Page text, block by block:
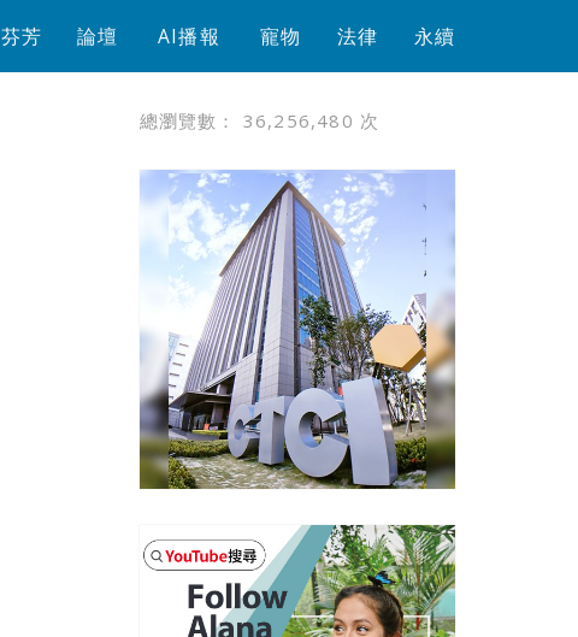
芬芳 論壇 AI播報 寵物 法律 永續
總瀏覽數： 36,256,480 次